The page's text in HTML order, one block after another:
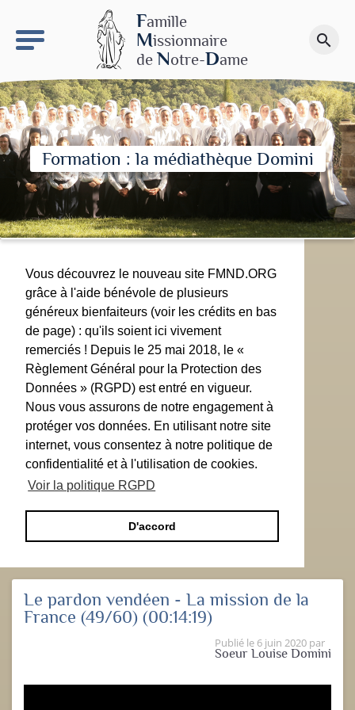
Famille
Missionnaire
de Notre-Dame
search
Faire un don
Formation : la médiathèque Domini
Vous découvrez le nouveau site FMND.ORG
grâce à l'aide bénévole de plusieurs
généreux bienfaiteurs (voir les crédits en bas
de page) : qu'ils soient ici vivement
remerciés ! Depuis le 25 mai 2018, le «
Règlement Général pour la Protection des
Données » (RGPD) est entré en vigueur.
Nous vous assurons de notre engagement à
protéger vos données. En utilisant notre site
internet, vous consentez à notre politique de
confidentialité et à l'utilisation de cookies.
Voir la politique RGPD
D'accord
Le pardon vendéen - La mission de la
France (49/60) (00:14:19)
Publié le 6 juin 2020 par
Soeur Louise Domini